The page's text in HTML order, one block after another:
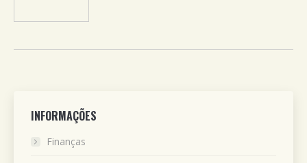
INFORMAÇÕES
Finanças